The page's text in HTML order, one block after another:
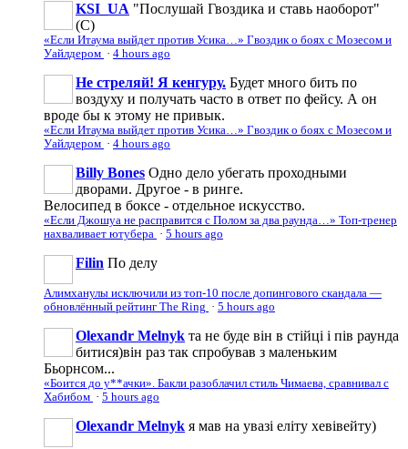
KSI_UA "Послушай Гвоздика и ставь наоборот"
(С)
«Если Итаума выйдет против Усика…» Гвоздик о боях с Мозесом и
Уайлдером · 4 hours ago
Не стреляй! Я кенгуру. Будет много бить по
воздуху и получать часто в ответ по фейсу. А он
вроде бы к этому не привык.
«Если Итаума выйдет против Усика…» Гвоздик о боях с Мозесом и
Уайлдером · 4 hours ago
Billy Bones Одно дело убегать проходными
дворами. Другое - в ринге.
Велосипед в боксе - отдельное искусство.
«Если Джошуа не расправится с Полом за два раунда…» Топ-тренер
нахваливает ютубера · 5 hours ago
Filin По делу
Алимханулы исключили из топ-10 после допингового скандала —
обновлённый рейтинг The Ring · 5 hours ago
Olexandr Melnyk та не буде він в стійці і пів раунда
битися)він раз так спробував з маленьким
Бьорнсом...
«Боится до у**ачки». Бакли разоблачил стиль Чимаева, сравнивал с
Хабибом · 5 hours ago
Olexandr Melnyk я мав на увазі еліту хевівейту)